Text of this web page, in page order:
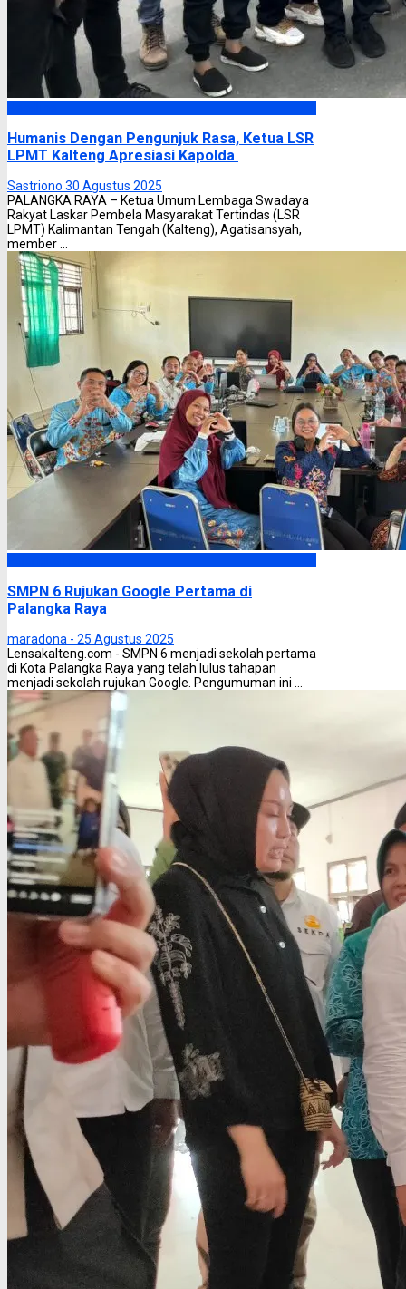
Humanis Dengan Pengunjuk Rasa, Ketua LSR
LPMT Kalteng Apresiasi Kapolda
Sastriono 30 Agustus 2025
PALANGKA RAYA – Ketua Umum Lembaga Swadaya
Rakyat Laskar Pembela Masyarakat Tertindas (LSR
LPMT) Kalimantan Tengah (Kalteng), Agatisansyah,
member ...
SMPN 6 Rujukan Google Pertama di
Palangka Raya
maradona - 25 Agustus 2025
Lensakalteng.com - SMPN 6 menjadi sekolah pertama
di Kota Palangka Raya yang telah lulus tahapan
menjadi sekolah rujukan Google. Pengumuman ini ...